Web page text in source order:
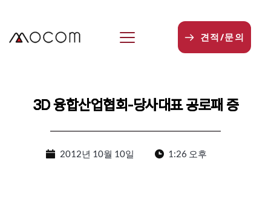
견적/문의
3D 융합산업협회-당사대표 공로패 증
2012년 10월 10일 1:26 오후